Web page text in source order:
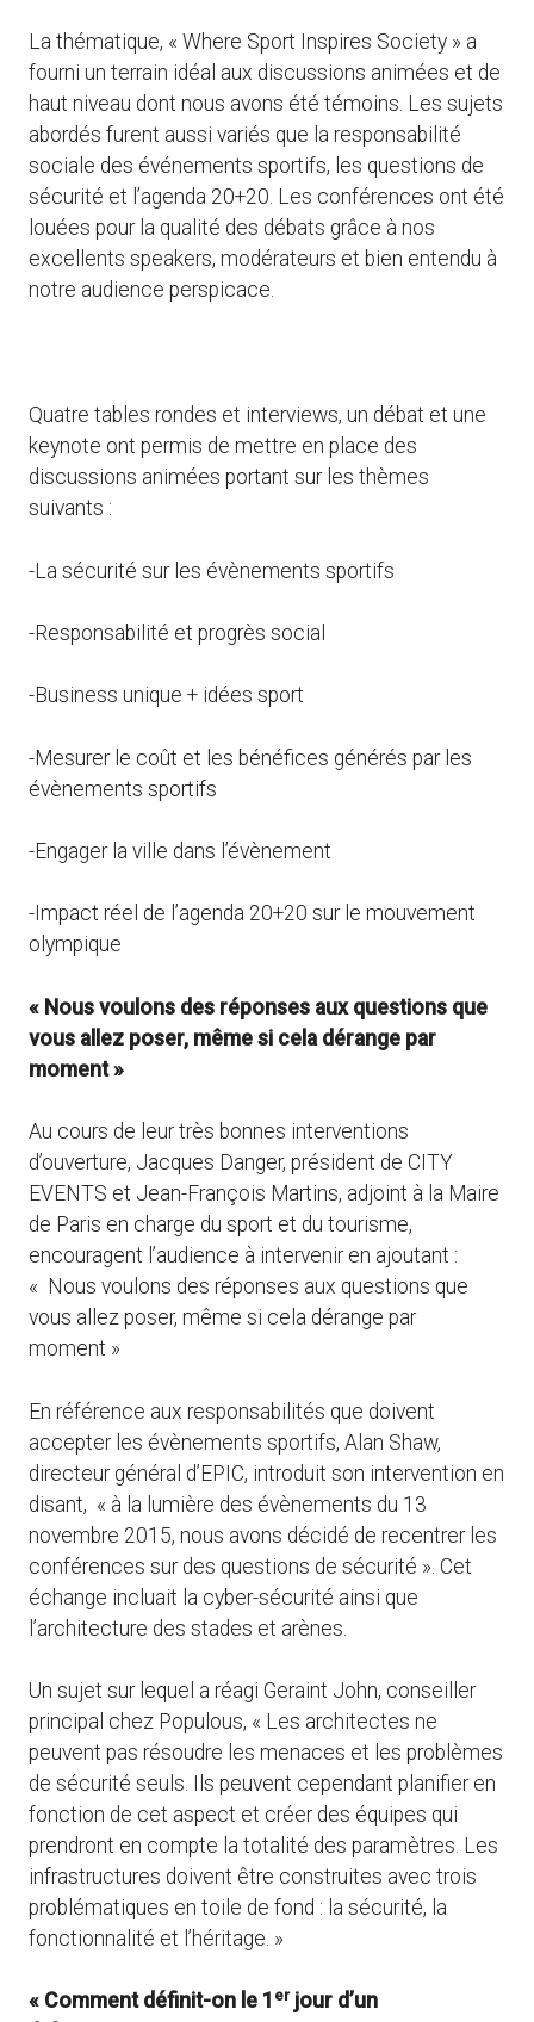
La thématique, « Where Sport Inspires Society » a
fourni un terrain idéal aux discussions animées et de
haut niveau dont nous avons été témoins. Les sujets
abordés furent aussi variés que la responsabilité
sociale des événements sportifs, les questions de
sécurité et l’agenda 20+20. Les conférences ont été
louées pour la qualité des débats grâce à nos
excellents speakers, modérateurs et bien entendu à
notre audience perspicace.
Quatre tables rondes et interviews, un débat et une
keynote ont permis de mettre en place des
discussions animées portant sur les thèmes
suivants :
-La sécurité sur les évènements sportifs
-Responsabilité et progrès social
-Business unique + idées sport
-Mesurer le coût et les bénéfices générés par les
évènements sportifs
-Engager la ville dans l’évènement
-Impact réel de l’agenda 20+20 sur le mouvement
olympique
« Nous voulons des réponses aux questions que
vous allez poser, même si cela dérange par
moment »
Au cours de leur très bonnes interventions
d’ouverture, Jacques Danger, président de CITY
EVENTS et Jean-François Martins, adjoint à la Maire
de Paris en charge du sport et du tourisme,
encouragent l’audience à intervenir en ajoutant :
« Nous voulons des réponses aux questions que
vous allez poser, même si cela dérange par
moment »
En référence aux responsabilités que doivent
accepter les évènements sportifs, Alan Shaw,
directeur général d’EPIC, introduit son intervention en
disant, « à la lumière des évènements du 13
novembre 2015, nous avons décidé de recentrer les
conférences sur des questions de sécurité ». Cet
échange incluait la cyber-sécurité ainsi que
l’architecture des stades et arènes.
Un sujet sur lequel a réagi Geraint John, conseiller
principal chez Populous, « Les architectes ne
peuvent pas résoudre les menaces et les problèmes
de sécurité seuls. Ils peuvent cependant planifier en
fonction de cet aspect et créer des équipes qui
prendront en compte la totalité des paramètres. Les
infrastructures doivent être construites avec trois
problématiques en toile de fond : la sécurité, la
fonctionnalité et l’héritage. »
« Comment définit-on le 1 erjour d’un